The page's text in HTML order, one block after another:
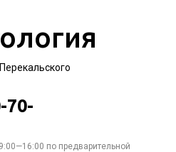
70-
по предварительной